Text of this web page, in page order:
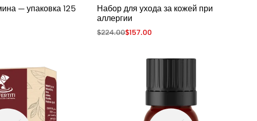
— упаковка 125
Набор для ухода за кожей при
аллергии
$224.00$157.00